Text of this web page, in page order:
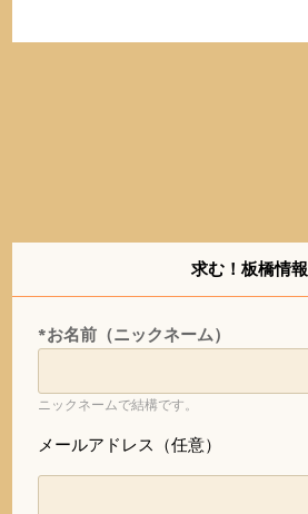
求む！板橋情報
*お名前（ニックネーム）
ニックネームで結構です。
メールアドレス（任意）